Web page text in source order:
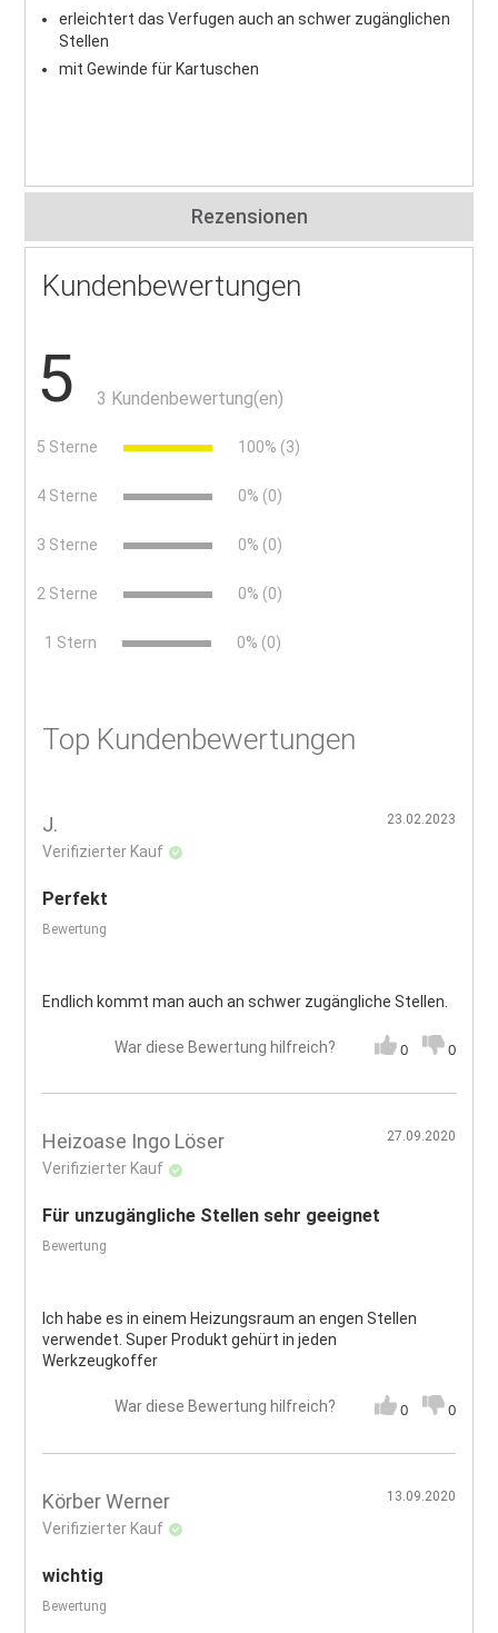
erleichtert das Verfugen auch an schwer zugänglichen
Stellen
mit Gewinde für Kartuschen
Rezensionen
Kundenbewertungen
5 3 Kundenbewertung(en)
5 Sterne 100% (3)
4 Sterne 0% (0)
3 Sterne 0% (0)
2 Sterne 0% (0)
1 Stern 0% (0)
Top Kundenbewertungen
J.
Verifizierter Kauf
23.02.2023
Perfekt
Bewertung
Endlich kommt man auch an schwer zugängliche Stellen.
War diese Bewertung hilfreich? 0 0
Heizoase Ingo Löser
Verifizierter Kauf
27.09.2020
Für unzugängliche Stellen sehr geeignet
Bewertung
Ich habe es in einem Heizungsraum an engen Stellen
verwendet. Super Produkt gehürt in jeden
Werkzeugkoffer
War diese Bewertung hilfreich? 0 0
Körber Werner
Verifizierter Kauf
13.09.2020
wichtig
Bewertung